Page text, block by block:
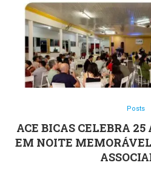
Posts
ACE BICAS CELEBRA
EM NOITE